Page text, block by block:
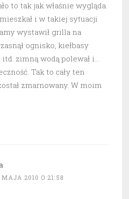
to tak jak właśnie wygląda.
i w takiej sytuacji
wystawił grilla na
ognisko, kiełbasy
itd. zimną wodą polewał i…
Tak to cały ten
zmarnowany. W moim
MAJA 2010 O 21:58